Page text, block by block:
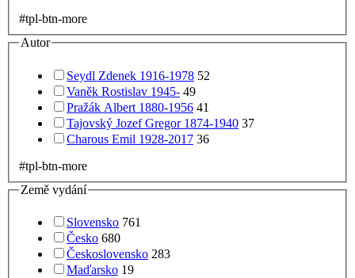
#tpl-btn-more
Autor
Seydl Zdenek 1916-1978 52
Vaněk Rostislav 1945- 49
Pražák Albert 1880-1956 41
Tajovský Jozef Gregor 1874-1940 37
Charous Emil 1928-2017 36
#tpl-btn-more
Země vydání
Slovensko 761
Česko 680
Československo 283
Maďarsko 19